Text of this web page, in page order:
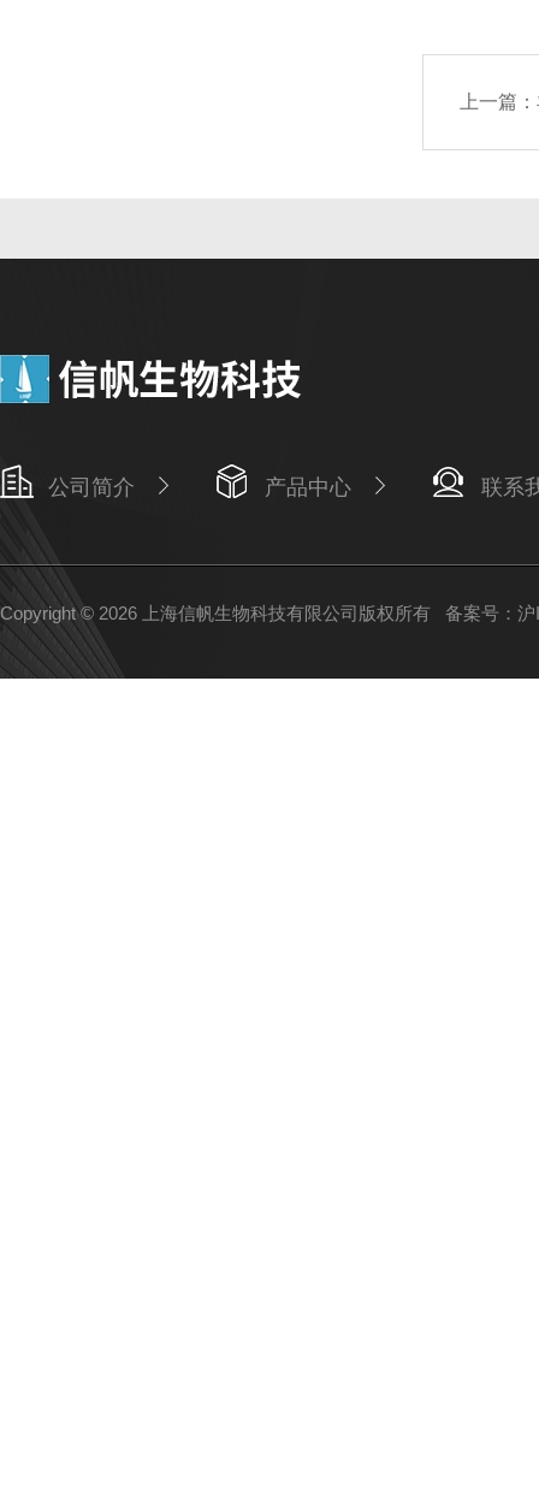
上一篇：
公司简介 产品中心 联系
Copyright © 2026 上海信帆生物科技有限公司版权所有 备案号：